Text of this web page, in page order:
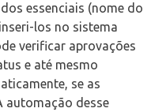
essenciais (nome do
los no sistema
verificar aprovações
e até mesmo
se as
automação desse